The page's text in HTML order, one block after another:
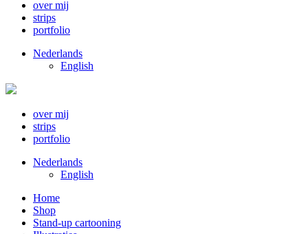
over mij
strips
portfolio
Nederlands
English
over mij
strips
portfolio
Nederlands
English
Home
Shop
Stand-up cartooning